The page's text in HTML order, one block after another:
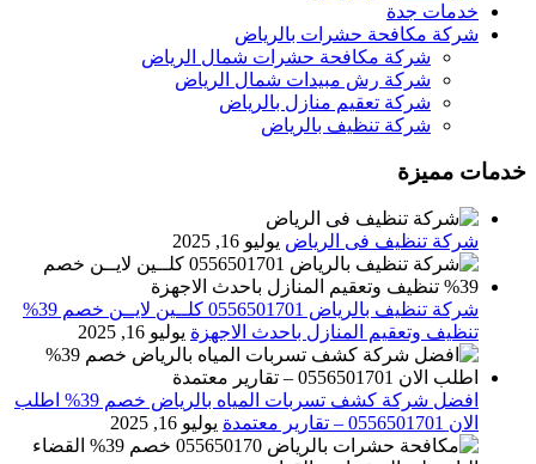
خدمات جدة
شركة مكافحة حشرات بالرياض
شركة مكافحة حشرات شمال الرياض
شركة رش مبيدات شمال الرياض
شركة تعقيم منازل بالرياض
شركة تنظيف بالرياض
خدمات مميزة
شركة تنظيف فى الرياض يوليو 16, 2025
شركة تنظيف بالرياض 0556501701 كلــين لايــن خصم 39%
تنظيف وتعقيم المنازل باحدث الاجهزة يوليو 16, 2025
افضل شركة كشف تسربات المياه بالرياض خصم 39% اطلب
الان 0556501701‬‏ – تقارير معتمدة
يوليو 16, 2025